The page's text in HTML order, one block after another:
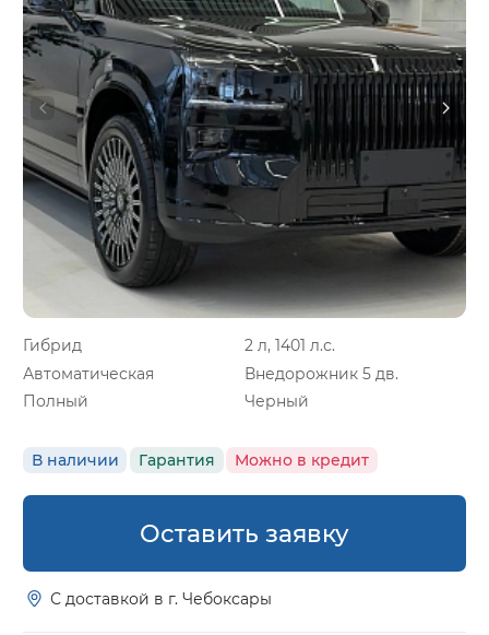
Гибрид
2 л, 1401 л.с.
Автоматическая
Внедорожник 5 дв.
Полный
Черный
В наличии Гарантия Можно в кредит
Оставить заявку
С доставкой в г. Чебоксары